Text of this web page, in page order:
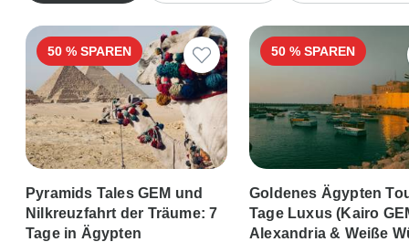
50 % SPAREN
Pyramids Tales GEM und
Nilkreuzfahrt der Träume: 7
Tage in Ägypten
50 % SPAREN
Goldenes Ägypten
Tage Luxus (Kairo
Alexandria & Weiße